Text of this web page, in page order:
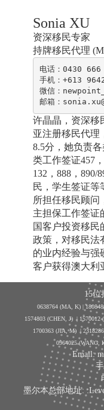
Sonia XU
资深移民专家
持牌移民代理
电话：0430
手机：+613
微信：
邮箱：
许晶晶，资深移
亚注册移民代理
8.5分，她负责
类工作签证457
132，888，890/
民，学生签证等
所担任移民顾问
主担保工作签证
国客户投资移民
政策，对移民法
的业内经验与强
客户获得澳大利
15位
0638764 (MA, K) |
1574803 (CHEN, J) |
1700363 (JIA, M) |
0964025 (WANG,
Email:
墨尔本总部地址: